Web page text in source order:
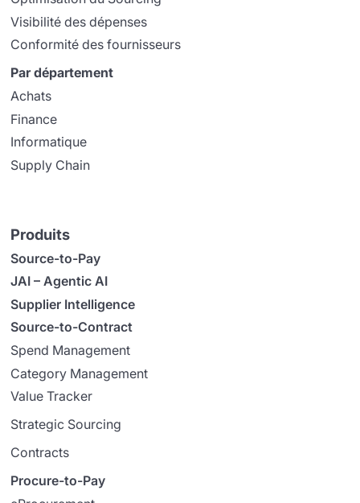
Visibilité des dépenses
Conformité des fournisseurs
Par département
Achats
Finance
Informatique
Supply Chain
Produits
Source-to-Pay
JAI – Agentic AI
Supplier Intelligence
Source-to-Contract
Spend Management
Category Management
Value Tracker
Strategic Sourcing
Contracts
Procure-to-Pay